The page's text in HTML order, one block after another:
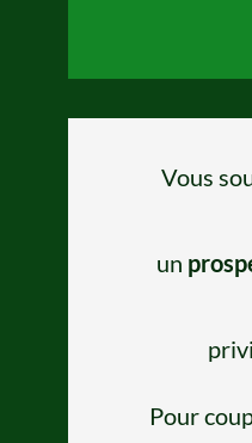
Vous
un
Pour